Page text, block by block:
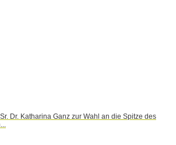
Dr. Katharina Ganz zur Wahl an die Spitze des